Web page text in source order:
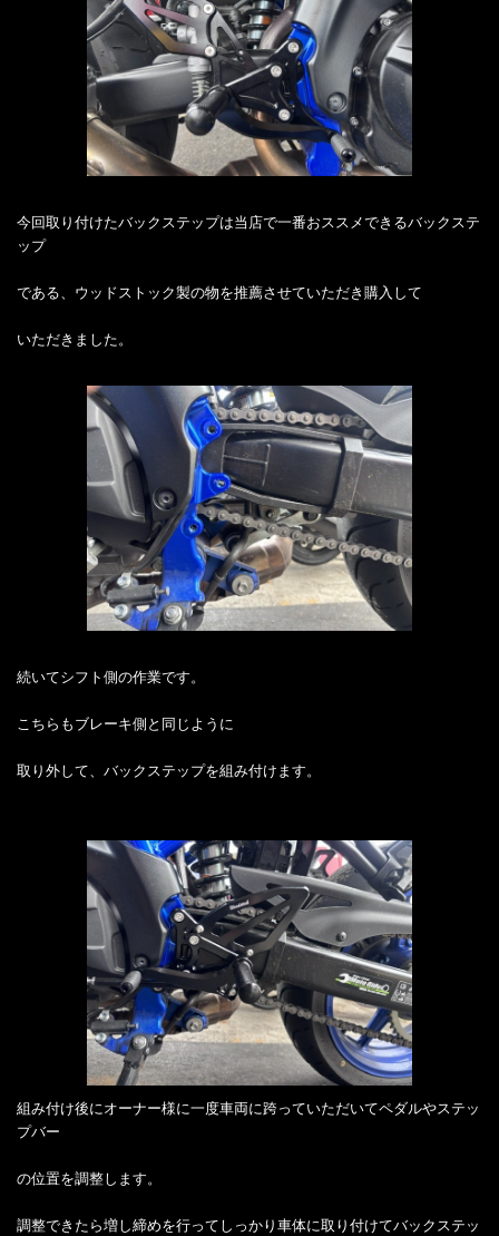
今回取り付けたバックステップは当店で一番おススメできるバックステ
ップ
である、ウッドストック製の物を推薦させていただき購入して
いただきました。
続いてシフト側の作業です。
こちらもブレーキ側と同じように
取り外して、バックステップを組み付けます。
組み付け後にオーナー様に一度車両に跨っていただいてペダルやステッ
プバー
の位置を調整します。
調整できたら増し締めを行ってしっかり車体に取り付けてバックステッ